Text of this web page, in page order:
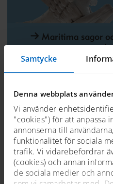
Samtycke
Denna webbplats
Vi använder
"cookies") för att anpassa
annonserna till
funktionalitet för sociala
trafik. Vi vidarebefordrar
(cookies) och annan
de sociala medier och
Maritima sagor
skola åk f-3 förskola